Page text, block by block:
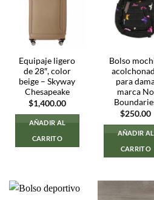
Equipaje ligero
de 28″, color
beige – Skyway
Chesapeake
$1,400.00
AÑADIR AL
CARRITO
Bolso
para
marca No
$250.00
AÑADIR AL
CARRITO